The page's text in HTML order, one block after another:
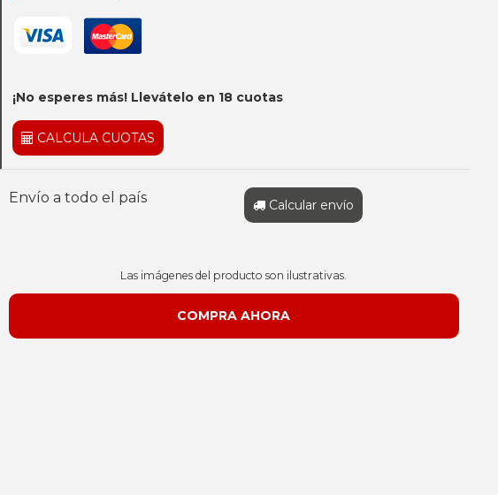
¡No esperes más! Llevátelo en 18 cuotas
CALCULA CUOTAS
Envío a todo el país Calcular envío
Las imágenes del producto son ilustrativas.